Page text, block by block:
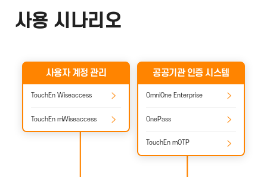
사용 시나리오
사용자 계정 관리
TouchEn Wiseaccess
TouchEn mWiseaccess
공공기관 인증 시스템
OmniOne Enterprise
OnePass
TouchEn mOTP